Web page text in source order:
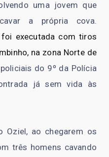
uma jovem que
a própria cova.
executada com tiros
na zona Norte de
do 9º da Polícia
já sem vida às
Oziel, ao chegarem os
três homens cavando